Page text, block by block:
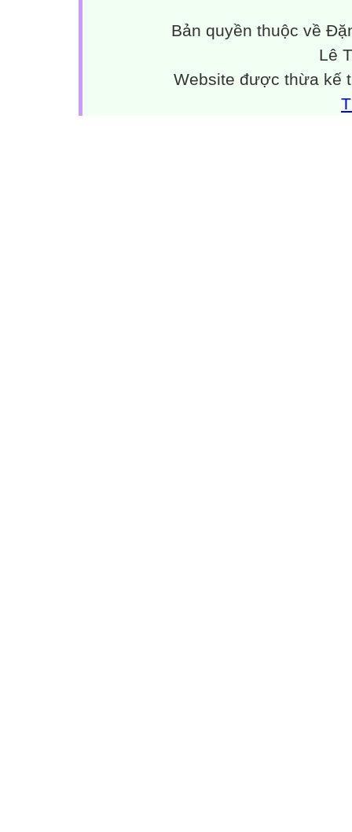
Bản quyền thuộc về
Lê
Website được thừa kế